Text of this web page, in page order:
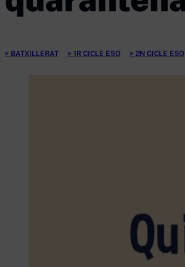
BATXILLERAT 1R CICLE ESO 2N CICLE ESO